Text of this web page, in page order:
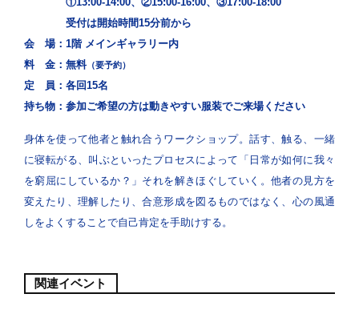
受付は開始時間15分前から
会 場： 1階 メインギャラリー内
料 金： 無料（要予約）
定 員： 各回15名
持ち物： 参加ご希望の方は動きやすい服装でご来場ください
身体を使って他者と触れ合うワークショップ。話す、触る、一緒
に寝転がる、叫ぶといったプロセスによって「日常が如何に我々
を窮屈にしているか？」それを解きほぐしていく。他者の見方を
変えたり、理解したり、合意形成を図るものではなく、心の風通
しをよくすることで自己肯定を手助けする。
関連イベント